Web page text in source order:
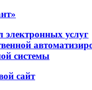
услуг
системы
сайт